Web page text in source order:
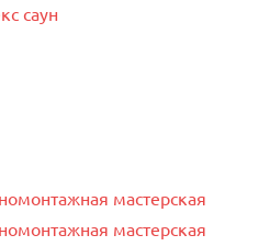
саун
мастерская
мастерская